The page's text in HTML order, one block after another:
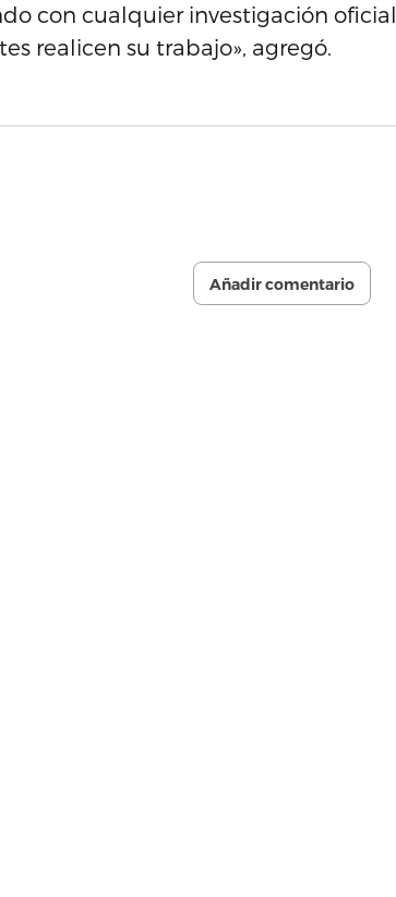
con cualquier investigación oficial
realicen su trabajo», agregó.
Añadir comentario